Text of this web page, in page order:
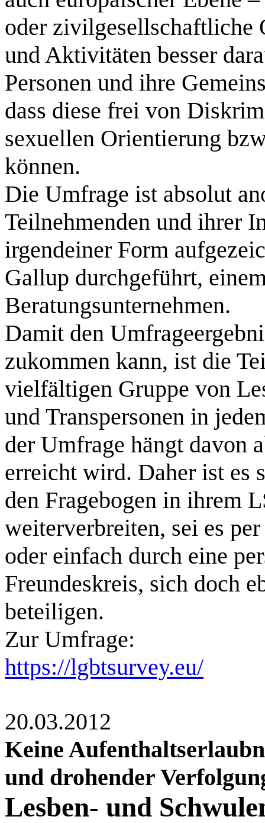
oder zivilgesellschaftliche
und Aktivitäten besser
Personen und ihre
dass diese frei von
sexuellen Orientierung
können.
Die Umfrage ist absolut
Teilnehmenden und ihrer
irgendeiner Form
Gallup durchgeführt,
Beratungsunternehmen.
Damit den
zukommen kann, ist die
vielfältigen Gruppe von
und Transpersonen in
der Umfrage hängt davon
erreicht wird. Daher ist es
den Fragebogen in ihrem
weiterverbreiten, sei es
oder einfach durch eine
Freundeskreis, sich doch
beteiligen.
Zur Umfrage:
https://lgbtsurvey.eu/
20.03.2012
Keine
und drohender
Lesben- und